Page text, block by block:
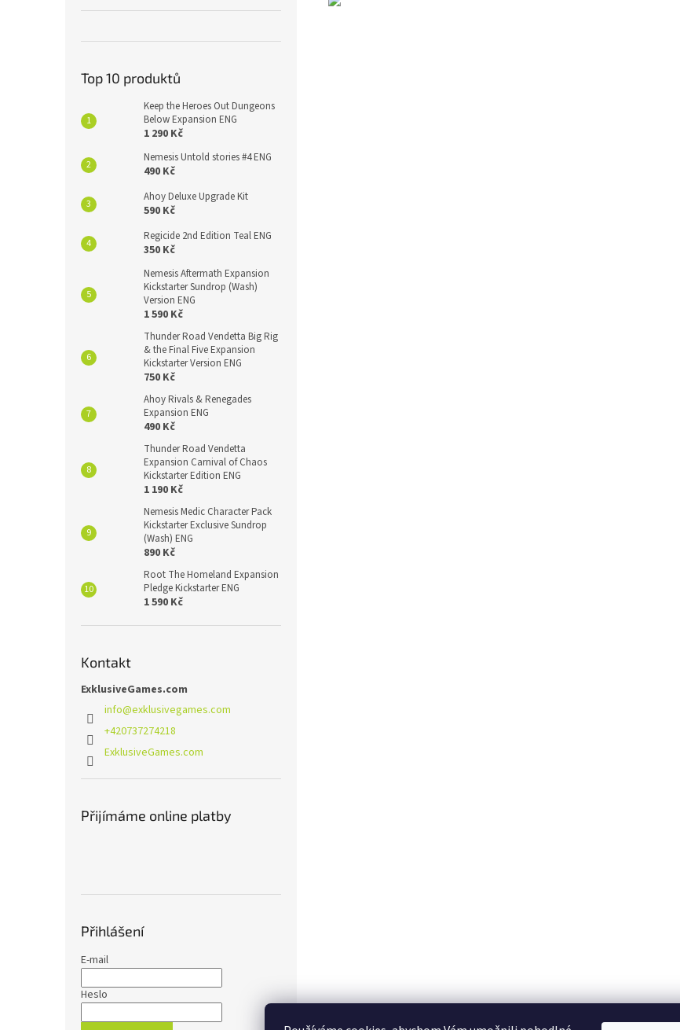
Top 10 produktů
Keep the Heroes Out Dungeons
Below Expansion ENG
1 290 Kč
Nemesis Untold stories #4 ENG
490 Kč
Ahoy Deluxe Upgrade Kit
590 Kč
Regicide 2nd Edition Teal ENG
350 Kč
Nemesis Aftermath Expansion
Kickstarter Sundrop (Wash)
Version ENG
1 590 Kč
Thunder Road Vendetta Big Rig
& the Final Five Expansion
Kickstarter Version ENG
750 Kč
Ahoy Rivals & Renegades
Expansion ENG
490 Kč
Thunder Road Vendetta
Expansion Carnival of Chaos
Kickstarter Edition ENG
1 190 Kč
Nemesis Medic Character Pack
Kickstarter Exclusive Sundrop
(Wash) ENG
890 Kč
Root The Homeland Expansion
Pledge Kickstarter ENG
1 590 Kč
Kontakt
ExklusiveGames.com
info@exklusivegames.com
+420737274218
ExklusiveGames.com
Přijímáme online platby
Přihlášení
E-mail
Heslo